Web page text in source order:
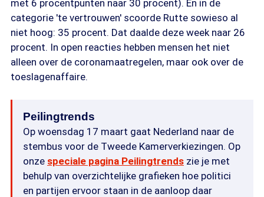
met 6 procentpunten naar 30 procent). En in de
categorie 'te vertrouwen' scoorde Rutte sowieso al
niet hoog: 35 procent. Dat daalde deze week naar 26
procent. In open reacties hebben mensen het niet
alleen over de coronamaatregelen, maar ook over de
toeslagenaffaire.
Peilingtrends
Op woensdag 17 maart gaat Nederland naar de
stembus voor de Tweede Kamerverkiezingen. Op
onze speciale pagina Peilingtrends zie je met
behulp van overzichtelijke grafieken hoe politici
en partijen ervoor staan in de aanloop daar